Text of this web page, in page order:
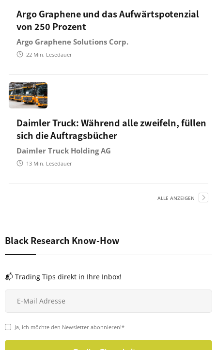
Argo Graphene und das Aufwärtspotenzial
von 250 Prozent
Argo Graphene Solutions Corp.
22 Min. Lesedauer
Daimler Truck: Während alle zweifeln, füllen
sich die Auftragsbücher
Daimler Truck Holding AG
13 Min. Lesedauer
ALLE ANZEIGEN
Black Research Know-How
📬 Trading Tips direkt in Ihre Inbox!
Ja, ich möchte den Newsletter abonnieren!*